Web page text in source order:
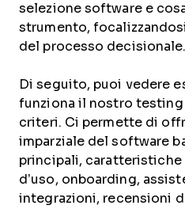
selezione software e
strumento,
del processo decisionale.
Di seguito, puoi vedere
funziona il nostro
criteri. Ci permette di
imparziale del software
principali,
d’uso, onboarding,
integrazioni, recensioni